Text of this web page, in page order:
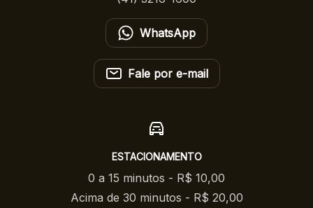
WhatsApp
Fale por e-mail
ESTACIONAMENTO
0 a 15 minutos - R$ 10,00
Acima de 30 minutos - R$ 20,00